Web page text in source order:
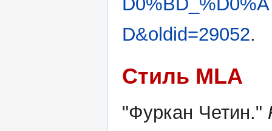
D&oldid=29052.
Стиль MLA
"Фуркан Четин."